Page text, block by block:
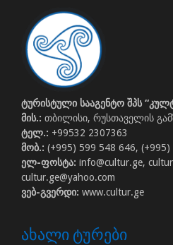
ტურისტული სააგენტო შპს
მის.: თბილისი, რუსთაველის
ტელ.: +99532 2307363
მობ.: (+995) 599 548 646, (+995)
ელ-ფოსტა: info@cultur.ge,
cultur.ge@yahoo.com
ვებ-გვერდი: www.cultur.ge
ᲐᲮᲐᲚᲘ ᲢᲣᲠᲔᲑᲘ